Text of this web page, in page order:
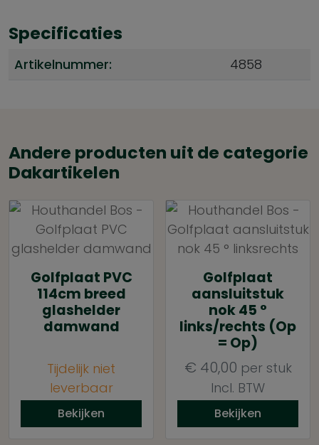
Specificaties
Artikelnummer: 4858
Andere producten uit de categorie
Dakartikelen
Golfplaat PVC
114cm breed
glashelder
damwand
Tijdelijk niet
leverbaar
Bekijken
Golfplaat
aansluitstuk
nok 45 °
links/rechts (Op
= Op)
€ 40,00 per stuk
Incl. BTW
Bekijken